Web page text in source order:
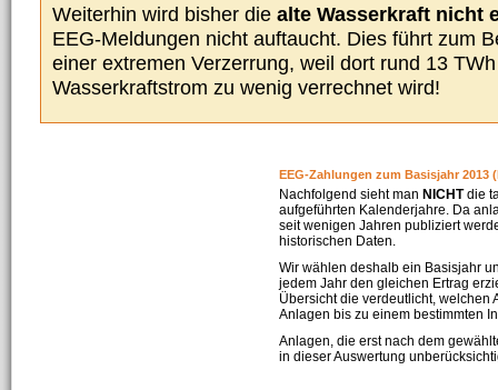
Weiterhin wird bisher die alte Wasserkraft nicht
EEG-Meldungen nicht auftaucht. Dies führt zum
einer extremen Verzerrung, weil dort rund 13
Wasserkraftstrom zu wenig verrechnet wird!
EEG-Zahlungen zum Basisjahr 2013
Nachfolgend sieht man NICHTdie
aufgeführten Kalenderjahre. Da
seit wenigen Jahren publiziert
historischen Daten.
Wir wählen deshalb ein Basisjahr
jedem Jahr den gleichen Ertrag
Übersicht die verdeutlicht, welchen
Anlagen bis zu einem bestimmten
Anlagen, die erst nach dem
in dieser Auswertung